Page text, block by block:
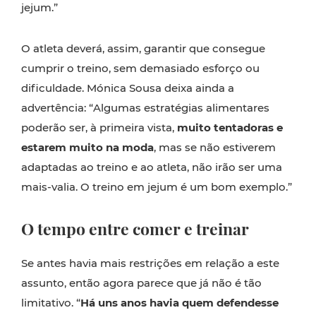
jejum.”
O atleta deverá, assim, garantir que consegue
cumprir o treino, sem demasiado esforço ou
dificuldade. Mónica Sousa deixa ainda a
advertência: “Algumas estratégias alimentares
poderão ser, à primeira vista, muito tentadoras e
estarem muito na moda, mas se não estiverem
adaptadas ao treino e ao atleta, não irão ser uma
mais-valia. O treino em jejum é um bom exemplo.”
O tempo entre comer e treinar
Se antes havia mais restrições em relação a este
assunto, então agora parece que já não é tão
limitativo. “Há uns anos havia quem defendesse